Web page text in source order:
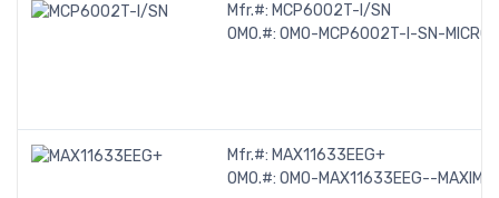
Mfr.#: MCP6002T-I/SN
OMO.#: OMO-MCP6002T-I-SN-
Mfr.#: MAX11633EEG+
OMO.#: OMO-MAX11633EEG--MAXIM-